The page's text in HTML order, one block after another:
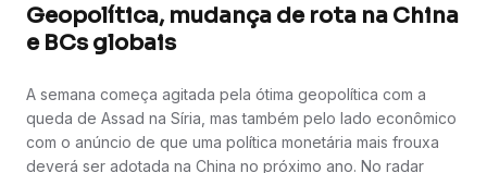
Geopolítica, mudança de rota na China
e BCs globais
A semana começa agitada pela ótima geopolítica com a
queda de Assad na Síria, mas também pelo lado econômico
com o anúncio de que uma política monetária mais frouxa
deverá ser adotada na China no próximo ano. No radar